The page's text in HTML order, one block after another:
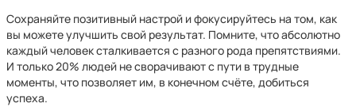
Сохраняйте позитивный настрой и фокусируйтесь на том, как
вы можете улучшить свой результат. Помните, что абсолютно
каждый человек сталкивается с разного рода препятствиями.
И только 20% людей не сворачивают с пути в трудные
моменты, что позволяет им, в конечном счёте, добиться
успеха.